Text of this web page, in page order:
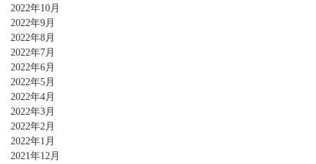
2022年10月
2022年9月
2022年8月
2022年7月
2022年6月
2022年5月
2022年4月
2022年3月
2022年2月
2022年1月
2021年12月